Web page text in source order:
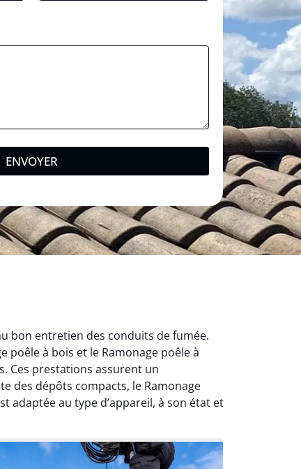
ENVOYER
bon entretien des conduits de fumée.
à bois et le Ramonage poêle à
Ces prestations assurent un
des dépôts compacts, le Ramonage
adaptée au type d’appareil, à son état et